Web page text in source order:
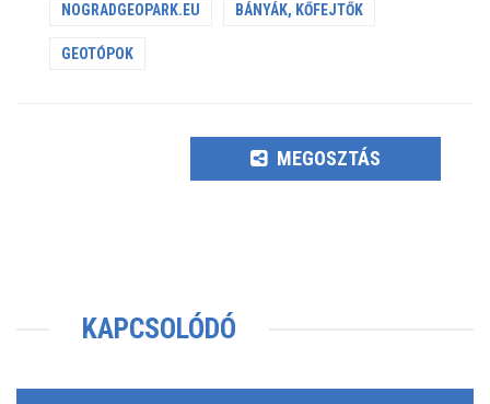
NOGRADGEOPARK.EU BÁNYÁK, KŐFEJTŐK
GEOTÓPOK
MEGOSZTÁS
KAPCSOLÓDÓ